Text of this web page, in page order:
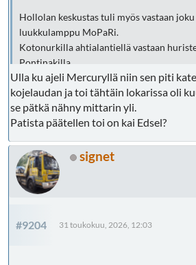
Hollolan keskustas tuli myös vastaan
luukkulamppu MoPaRi.
Kotonurkilla ahtialantiellä vastaan
Pontinakilla.
Ulla ku ajeli Mercuryllä niin sen piti
kojelaudan ja toi tähtäin lokarissa oli
se pätkä nähny mittarin yli.
Patista päätellen toi on kai Edsel?
signet
#9204 31 toukokuu, 2026, 12:03